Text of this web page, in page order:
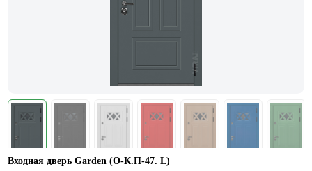
Входная дверь Garden (О-К.П-47. L)